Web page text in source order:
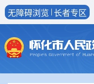
无障碍浏览 长者专区